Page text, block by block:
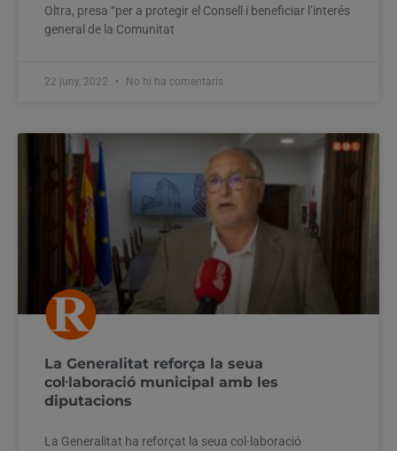
Oltra, presa “per a protegir el Consell i beneficiar l’interés
general de la Comunitat
22 juny, 2022 No hi ha comentaris
La Generalitat reforça la seua
col·laboració municipal amb les
diputacions
La Generalitat ha reforçat la seua col·laboració